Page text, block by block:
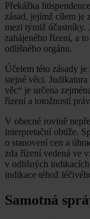
Překážka
zásad, jejímž cílem je
mezi týmiž účastníky.
zahájeného řízení, a
odlišného orgánu.
Účelem této zásady
stejné věci.
věc“ je určena
řízení a totožností
V obecné rovině
interpretační obtíže.
o stanovení cen a
zda řízení vedená ve
v odlišných indikacích
indikace téhož
Samotná